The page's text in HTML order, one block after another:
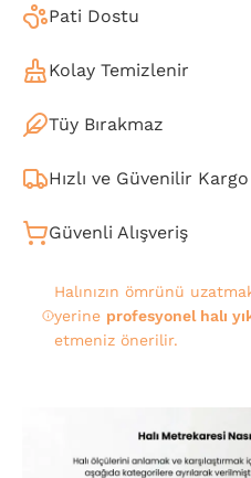
Pati Dostu
Kolay Temizlenir
Tüy Bırakmaz
Hızlı ve Güvenilir Kargo
Güvenli Alışveriş
Halınızın ömrünü
yerine profesyonel halı
etmeniz önerilir.